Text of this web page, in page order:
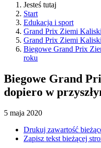
Jesteś tutaj
Start
Edukacja i sport
Grand Prix Ziemi
Grand Prix Ziemi
Biegowe Grand Prix
roku
Biegowe Grand
dopiero w
5 maja 2020
Drukuj zawartość
Zapisz tekst bieżącej